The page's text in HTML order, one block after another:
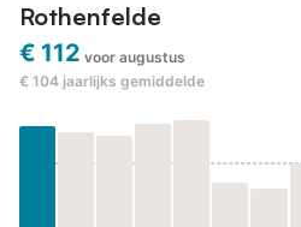
Rothenfelde
€ 112 voor augustus
€ 104 jaarlijks gemiddelde